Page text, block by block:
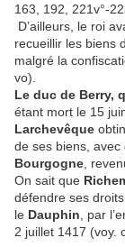
163, 192, 221v°-
D’ailleurs, le roi
recueillir les biens
malgré la
vo).
Le duc de Berry,
étant mort le 15
Larchevêque
de ses biens, avec
Bourgogne ,
On sait que
défendre ses
le Dauphin , par
2 juillet 1417 (voy.